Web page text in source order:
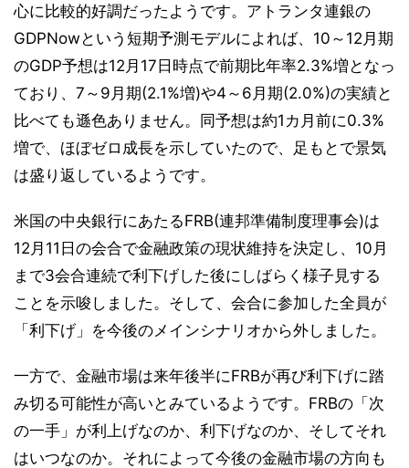
心に比較的好調だったようです。アトランタ連銀の
GDPNowという短期予測モデルによれば、10～12月期
のGDP予想は12月17日時点で前期比年率2.3%増となっ
ており、7～9月期(2.1%増)や4～6月期(2.0%)の実績と
比べても遜色ありません。同予想は約1カ月前に0.3%
増で、ほぼゼロ成長を示していたので、足もとで景気
は盛り返しているようです。
米国の中央銀行にあたるFRB(連邦準備制度理事会)は
12月11日の会合で金融政策の現状維持を決定し、10月
まで3会合連続で利下げした後にしばらく様子見する
ことを示唆しました。そして、会合に参加した全員が
「利下げ」を今後のメインシナリオから外しました。
一方で、金融市場は来年後半にFRBが再び利下げに踏
み切る可能性が高いとみているようです。FRBの「次
の一手」が利上げなのか、利下げなのか、そしてそれ
はいつなのか。それによって今後の金融市場の方向も